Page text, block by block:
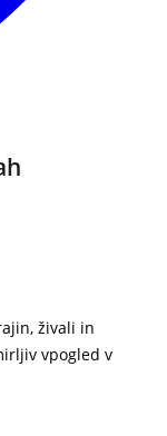
živali in
vpogled v